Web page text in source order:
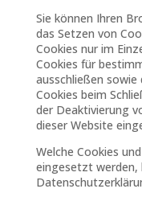
Sie können Ihren
das Setzen von
Cookies nur im
Cookies für
ausschließen
Cookies beim
der Deaktivierung
dieser Website
Welche Cookies
eingesetzt werden,